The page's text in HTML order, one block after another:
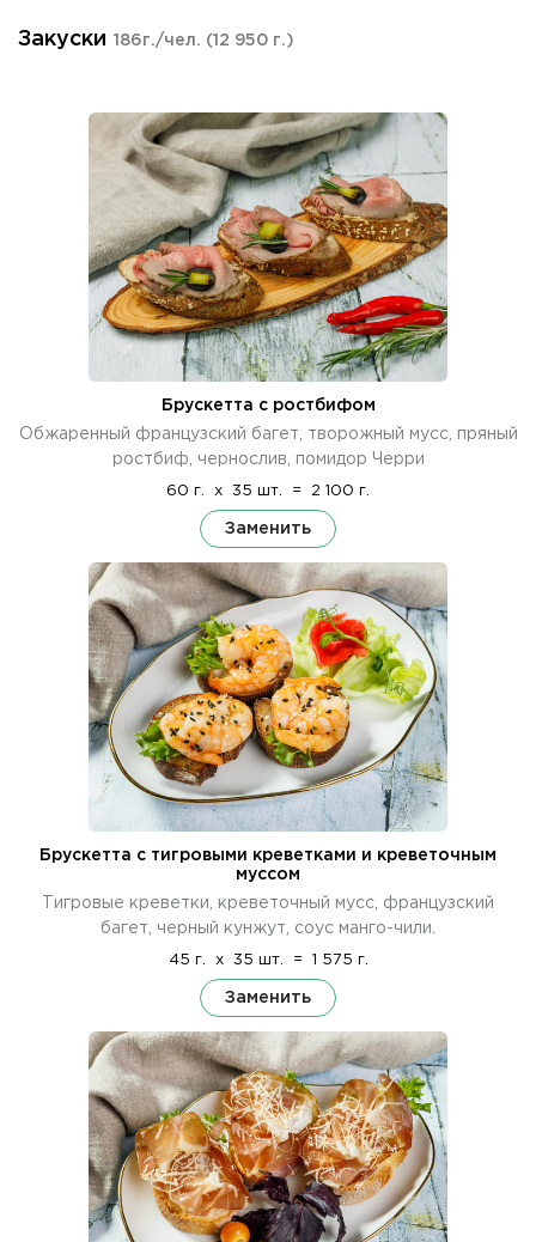
Закуски 186г./чел. (12 950 г.)
Брускетта с ростбифом
Обжаренный французский багет, творожный мусс, пряный
ростбиф, чернослив, помидор Черри
60 г. x 35 шт. = 2 100 г.
Заменить
Брускетта с тигровыми креветками и креветочным
муссом
Тигровые креветки, креветочный мусс, французский
багет, черный кунжут, соус манго-чили.
45 г. x 35 шт. = 1 575 г.
Заменить